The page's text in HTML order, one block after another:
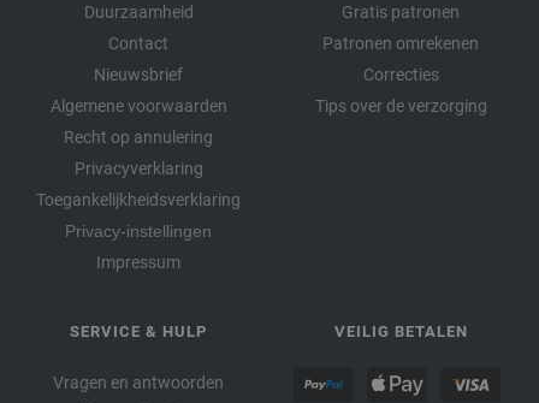
Duurzaamheid
Contact
Nieuwsbrief
Algemene voorwaarden
Recht op annulering
Privacyverklaring
Toegankelijkheidsverklaring
Privacy-instellingen
Impressum
Gratis patronen
Patronen omrekenen
Correcties
Tips over de verzorging
SERVICE & HULP
Vragen en antwoorden
VEILIG BETALEN